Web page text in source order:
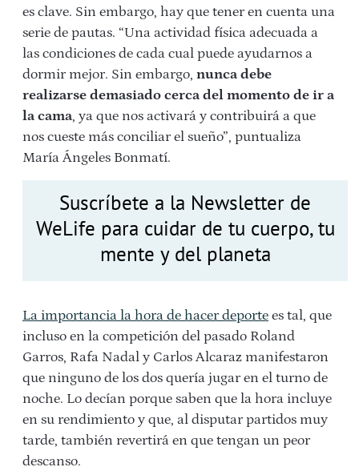
es clave. Sin embargo, hay que tener en cuenta una
serie de pautas. “Una actividad física adecuada a
las condiciones de cada cual puede ayudarnos a
dormir mejor. Sin embargo, nunca debe
realizarse demasiado cerca del momento de ir a
la cama, ya que nos activará y contribuirá a que
nos cueste más conciliar el sueño”, puntualiza
María Ángeles Bonmatí.
Suscríbete a la Newsletter de
WeLife para cuidar de tu cuerpo, tu
mente y del planeta
La importancia la hora de hacer deporte es tal, que
incluso en la competición del pasado Roland
Garros, Rafa Nadal y Carlos Alcaraz manifestaron
que ninguno de los dos quería jugar en el turno de
noche. Lo decían porque saben que la hora incluye
en su rendimiento y que, al disputar partidos muy
tarde, también revertirá en que tengan un peor
descanso.